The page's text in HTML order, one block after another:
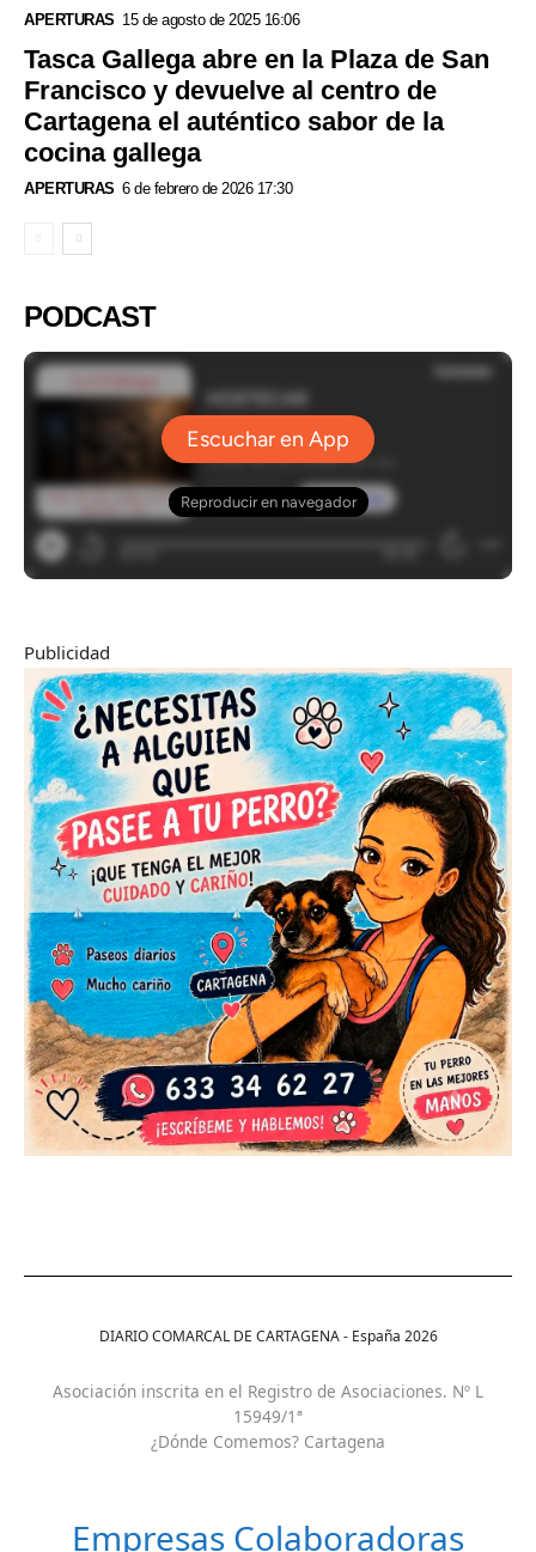
APERTURAS 15 de agosto de 2025 16:06
Tasca Gallega abre en la Plaza de San
Francisco y devuelve al centro de
Cartagena el auténtico sabor de la
cocina gallega
APERTURAS 6 de febrero de 2026 17:30
PODCAST
Publicidad
DIARIO COMARCAL DE CARTAGENA - España 2026
Asociación inscrita en el Registro de Asociaciones. Nº L
15949/1ª
¿Dónde Comemos? Cartagena
Empresas Colaboradoras